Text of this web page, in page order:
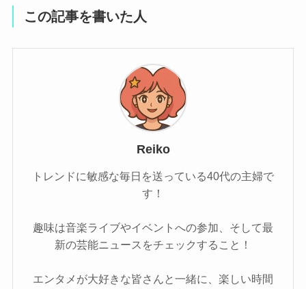
この記事を書いた人
Reiko
トレンドに敏感な毎日を送っている40代の主婦で
す！
趣味は音楽ライブやイベントへの参加、そして最
新の芸能ニュースをチェックすること！
エンタメが大好きな皆さんと一緒に、楽しい時間